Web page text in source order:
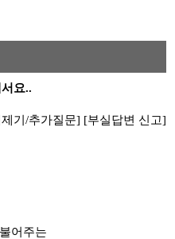
요..
기/추가질문] [부실답변 신고]
어주는